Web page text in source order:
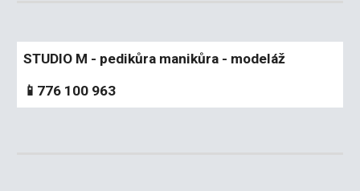
STUDIO M - pedikůra manikůra - modeláž
📱776 100 963